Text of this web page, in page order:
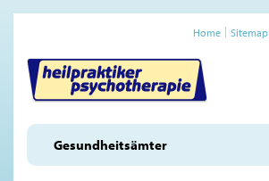
Home Sitemap
Gesundheitsämter